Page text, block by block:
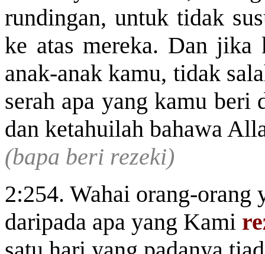
rundingan, untuk tidak
ke atas mereka. Dan jika
anak-anak kamu, tidak
serah apa yang kamu
dan ketahuilah bahawa
(bapa beri rezeki)
2:254. Wahai orang-orang
daripada apa yang Kami